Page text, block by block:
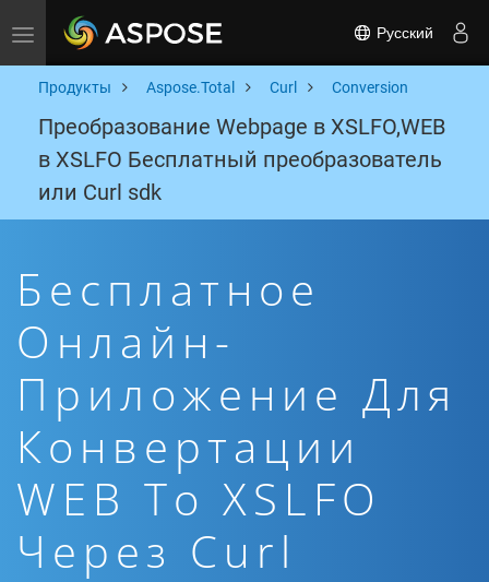
Toggle navigation Русский
Продукты Aspose.Total Curl Conversion
Преобразование Webpage в XSLFO,WEB
в XSLFO Бесплатный преобразователь
или Curl sdk
Бесплатное
Онлайн-
Приложение Для
Конвертации
WEB To XSLFO
Через Curl